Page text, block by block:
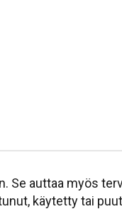
Se auttaa myös
käytetty tai